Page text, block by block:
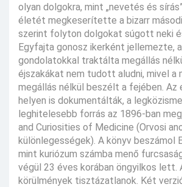
olyan dolgokra, mint „nevetés és
életét megkeserítette a bizarr
szerint folyton dolgokat súgott neki
Egyfajta gonosz ikerként jellemezte,
gondolatokkal traktálta megállás
éjszakákat nem tudott aludni, mivel a
megállás nélkül beszélt a fejében.
helyen is dokumentálták, a
leghitelesebb forrás az 1896-ban
and Curiosities of Medicine (Orvosi
különlegességek). A könyv beszámol
mint kuriózum számba menő
végül 23 éves korában öngyilkos lett.
körülmények tisztázatlanok. Két